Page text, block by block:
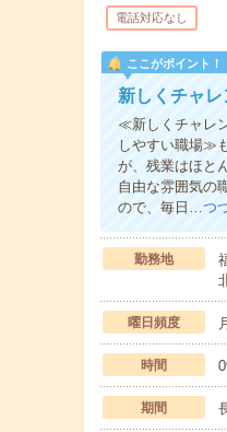
電話対応なし
ここがポイント！
新しくチャ
≪新しくチャレ
しやすい職場≫
が、残業はほと
自由な雰囲気の
ので、毎日…つ
勤務地
曜日頻度
時間
期間